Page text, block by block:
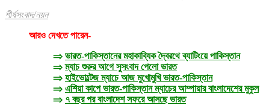
শীর্ষসংবাদ/নয়ন
আরও দেখতে পারেন-
⇒ ভারত-পাকিস্তানের মহাকাব্যিক দ্বৈরথে ব্যাটিংয়ে পাকিস্তান
⇒ ম্যাচ শুরুর আগে সুসংবাদ পেলো ভারত
⇒ হাইভোল্টেজ ম্যাচে আজ মুখোমুখি ভারত-পাকিস্তান
⇒ এশিয়া কাপে ভারত-পাকিস্তান ম্যাচের আম্পায়ার বাংলাদেশের মুকুল
⇒ ৭ বছর পর বাংলাদেশ সফরে আসছে ভারত